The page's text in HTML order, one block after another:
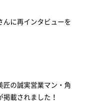
んに再インタビューを
匠の誠実営業マン・角
載されました！